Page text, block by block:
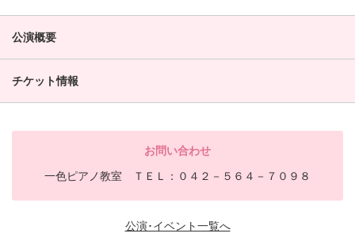
公演概要
チケット情報
お問い合わせ
一色ピアノ教室 ＴＥＬ：０４２－５６４－７０９８
公演･イベント一覧へ